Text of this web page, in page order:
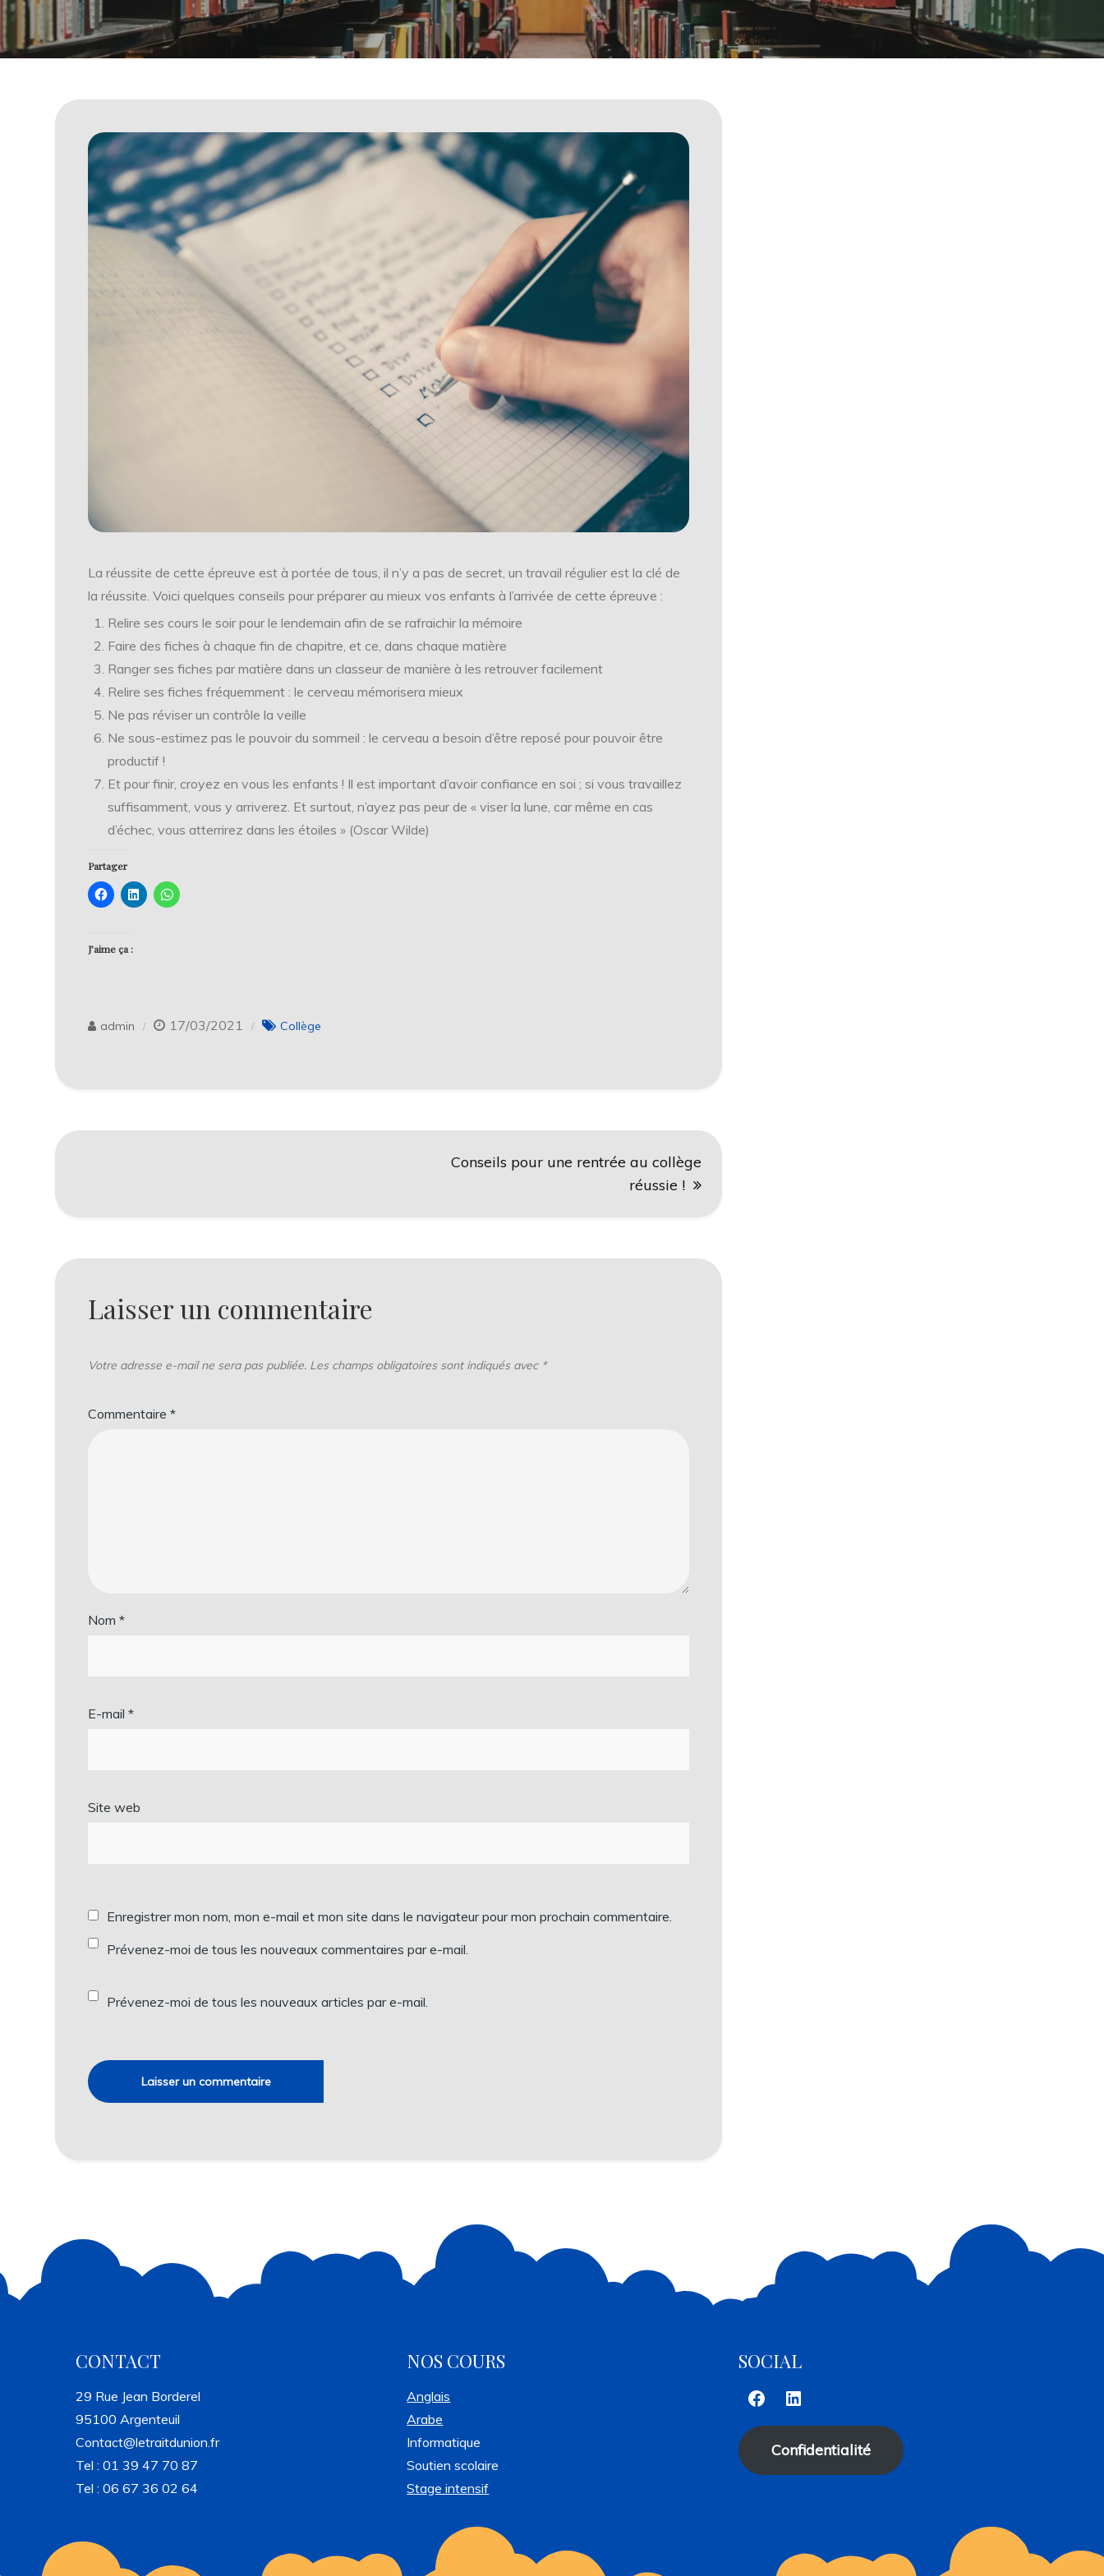
La réussite de cette épreuve est à portée de tous, il n’y a pas de secret, un travail régulier est la clé de
la réussite. Voici quelques conseils pour préparer au mieux vos enfants à l’arrivée de cette épreuve :
Relire ses cours le soir pour le lendemain afin de se rafraichir la mémoire
Faire des fiches à chaque fin de chapitre, et ce, dans chaque matière
Ranger ses fiches par matière dans un classeur de manière à les retrouver facilement
Relire ses fiches fréquemment : le cerveau mémorisera mieux
Ne pas réviser un contrôle la veille
Ne sous-estimez pas le pouvoir du sommeil : le cerveau a besoin d’être reposé pour pouvoir être
productif !
Et pour finir, croyez en vous les enfants ! Il est important d’avoir confiance en soi ; si vous travaillez
suffisamment, vous y arriverez. Et surtout, n’ayez pas peur de « viser la lune, car même en cas
d’échec, vous atterrirez dans les étoiles » (Oscar Wilde)
Partager
J’aime ça :
admin 17/03/2021 Collège
Navigation
de
Conseils pour une rentrée au collège
réussie !
Laisser un commentaire
Votre adresse e-mail ne sera pas publiée. Les champs obligatoires sont indiqués avec *
Commentaire*
Nom*
E-mail*
Site web
Enregistrer mon nom, mon e-mail et mon site dans le navigateur pour mon prochain commentaire.
Prévenez-moi de tous les nouveaux commentaires par e-mail.
Prévenez-moi de tous les nouveaux articles par e-mail.
CONTACT
29 Rue Jean Borderel
95100 Argenteuil
Contact@letraitdunion.fr
Tel : 01 39 47 70 87
Tel : 06 67 36 02 64
NOS COURS
Anglais
Arabe
Informatique
Soutien scolaire
Stage intensif
SOCIAL
Facebook
LinkedIn
Confidentialité